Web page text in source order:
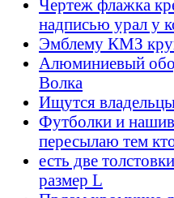
Чертеж флажка
надписью урал у
Эмблему КМЗ
Алюминиевый
Волка
Ищутся
Футболки и
пересылаю тем
есть две
размер L